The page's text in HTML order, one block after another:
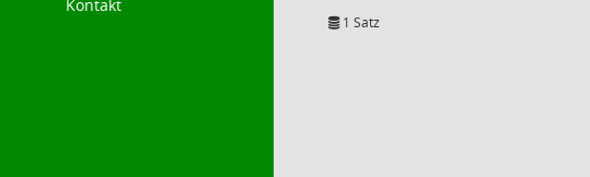
Kontakt
1 Satz